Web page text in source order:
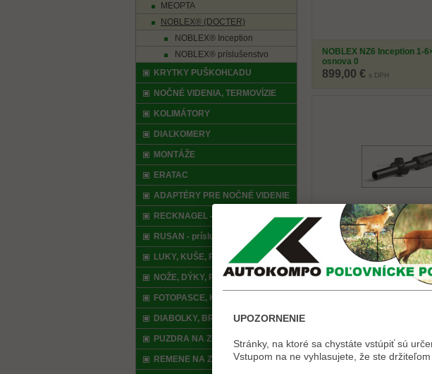
NOBLEX NZ6 Inception 1-
osnova 0
899,00 € s DPH
NOBLEX NZ6 Inception 1-
osnova BDC
929,00 € s DPH
MEOPTA
NOBLEX® (DOCTER)
NOBLEX® Inception
NOBLEX® príslušenstvo
KRYTKY PUŠKOHĽADU
NOČNÉ VIDENIA, TERMOVÍZIE
KOLIMÁTORY
DIAĽKOMERY
MONTÁŽE
ERATAC
ADAPTÉRY PRE NOČNÉ VIDENIE
RECKNAGEL - príslušenstvo
RUSAN - príslušenstvo
LUKY, KUŠE, PRAKY, AIRSOFT
NOŽE, DÝKY, PÍLKY
FOTOPASCE, KAMERY
DIABOLKY, BROKY
PUZDRA NA ZBRANE
REMENE NA ZBRANE
UPOZORNENIE
Stránky, na ktoré sa chystáte vstúpiť sú
Vstupom na ne vyhlasujete, že ste